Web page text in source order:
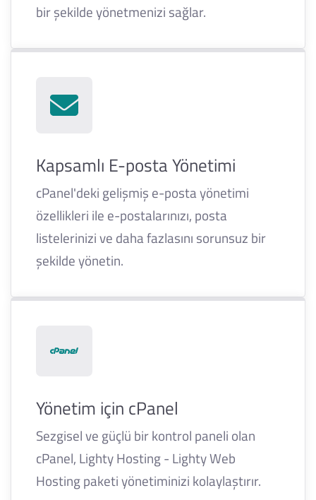
bir şekilde yönetmenizi sağlar.
Kapsamlı E-posta Yönetimi
cPanel'deki gelişmiş e-posta yönetimi
özellikleri ile e-postalarınızı, posta
listelerinizi ve daha fazlasını sorunsuz bir
şekilde yönetin.
Yönetim için cPanel
Sezgisel ve güçlü bir kontrol paneli olan
cPanel, Lighty Hosting - Lighty Web
Hosting paketi yönetiminizi kolaylaştırır.